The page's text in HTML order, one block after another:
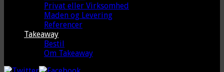
Privat eller Virksomhed
Maden og Levering
Referencer
Takeaway
Bestil
Om Takeaway